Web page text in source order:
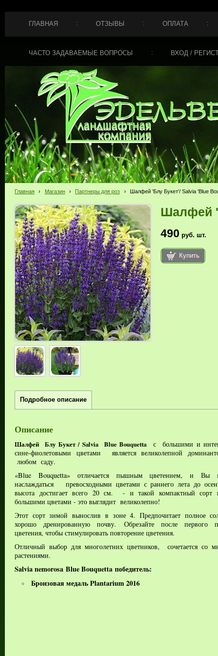
ГЛАВНАЯ ОТЗЫВЫ ОПЛАТА
ЧАСТО ЗАДАВАЕМЫЕ ВОПРОСЫ ВХОД /
Главная › Магазин › Партнеры для роз › Шалфей 'Блу Букет'/ Salvia 'Blue
Шалфей
490 руб. шт.
Купить
Подробное описание
Описание
Шалфей Блу Букет / Salvia Blue Bouquetta
с большими и
сине-фиолетовыми цветами является великолепной
любом саду.
«Blue Bouquetta» отличается пышным цветением, и Вы
наслаждаться превосходными цветами с раннего лета до
высота достигает всего 20 см. - и такой компактный сорт
большими цветами - это выглядит великолепно!
Этот сорт зимой вынослив в зоне 4. Предпочитает полное
хорошо дренированную почву. Обрезайте после первого
цветения, чтобы стимулировать повторение цветения.
Отличный выбор для многолетних цветников, сочетается со
растениями.
Salvia nemorosa Blue Bouquetta победитель:
Бронзовая медаль Plantarium 2016